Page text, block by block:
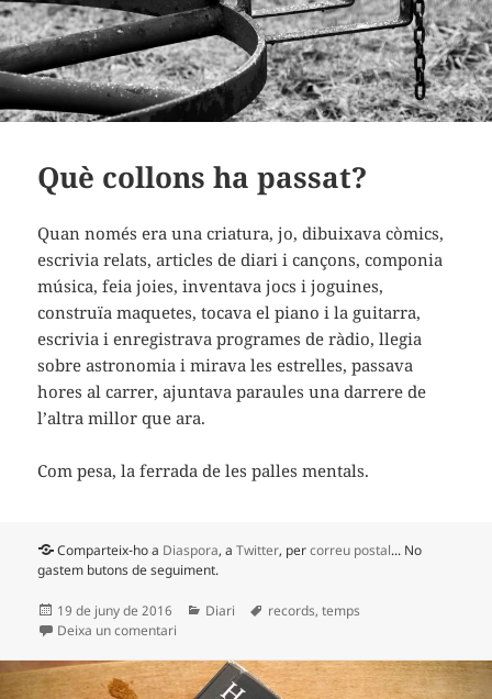
Què collons ha passat?
Quan només era una criatura, jo, dibuixava còmics,
escrivia relats, articles de diari i cançons, componia
música, feia joies, inventava jocs i joguines,
construïa maquetes, tocava el piano i la guitarra,
escrivia i enregistrava programes de ràdio, llegia
sobre astronomia i mirava les estrelles, passava
hores al carrer, ajuntava paraules una darrere de
l’altra millor que ara.
Com pesa, la ferrada de les palles mentals.
Comparteix-ho a Diaspora, aTwitter, percorreu postal... No
gastem butons de seguiment.
Publicat
el
19 de juny de 2016 Categories
Diari Etiquetes
records,temps
Deixa un comentari